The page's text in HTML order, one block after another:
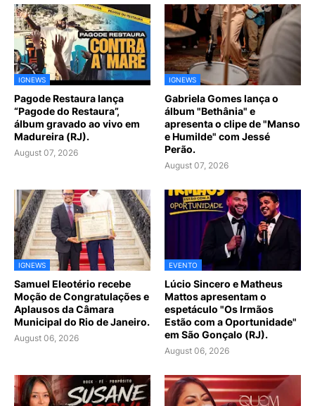
IGNEWS
Pagode Restaura lança
“Pagode do Restaura”,
álbum gravado ao vivo em
Madureira (RJ).
August 07, 2026
IGNEWS
Gabriela Gomes lança o
álbum "Bethânia" e
apresenta o clipe de "Manso
e Humilde" com Jessé
Perão.
August 07, 2026
IGNEWS
Samuel Eleotério recebe
Moção de Congratulações e
Aplausos da Câmara
Municipal do Rio de Janeiro.
August 06, 2026
EVENTO
Lúcio Sincero e Matheus
Mattos apresentam o
espetáculo "Os Irmãos
Estão com a Oportunidade"
em São Gonçalo (RJ).
August 06, 2026